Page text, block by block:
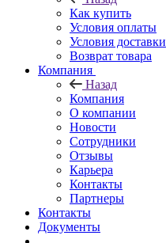
Как купить
Условия оплаты
Условия доставки
Возврат товара
Компания
Назад
Компания
О компании
Новости
Сотрудники
Отзывы
Карьера
Контакты
Партнеры
Контакты
Документы